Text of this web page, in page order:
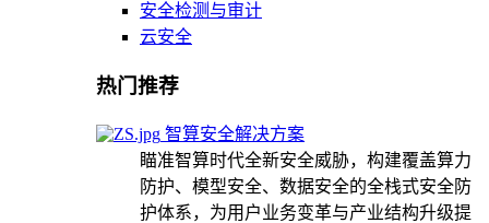
安全检测与审计
云安全
热门推荐
智算安全解决方案
瞄准智算时代全新安全威胁，构建覆盖算力
防护、模型安全、数据安全的全栈式安全防
护体系，为用户业务变革与产业结构升级提